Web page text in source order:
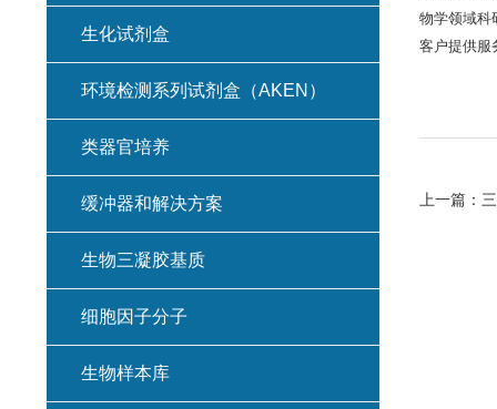
物学领域科
客户提供服
上一篇：
生化试剂盒
环境检测系列试剂盒（AKEN）
类器官培养
缓冲器和解决方案
生物三凝胶基质
细胞因子分子
生物样本库